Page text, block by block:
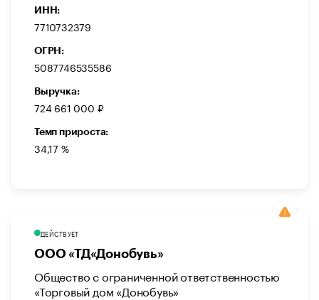
ИНН:
7710732379
ОГРН:
5087746535586
Выручка:
724 661 000 ₽
Темп прироста:
34,17 %
ДЕЙСТВУЕТ
ООО «ТД«Донобувь»
Общество с ограниченной ответственностью
«Торговый дом «Донобувь»